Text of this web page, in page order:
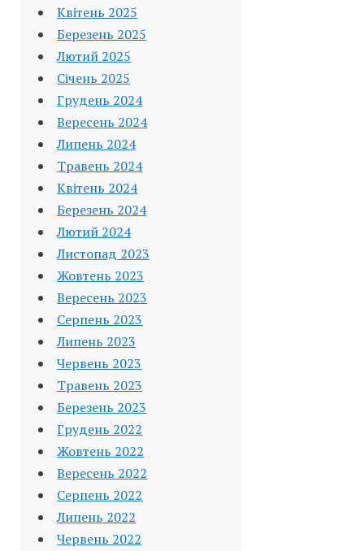
Квітень 2025
Березень 2025
Лютий 2025
Січень 2025
Грудень 2024
Вересень 2024
Липень 2024
Травень 2024
Квітень 2024
Березень 2024
Лютий 2024
Листопад 2023
Жовтень 2023
Вересень 2023
Серпень 2023
Липень 2023
Червень 2023
Травень 2023
Березень 2023
Грудень 2022
Жовтень 2022
Вересень 2022
Серпень 2022
Липень 2022
Червень 2022